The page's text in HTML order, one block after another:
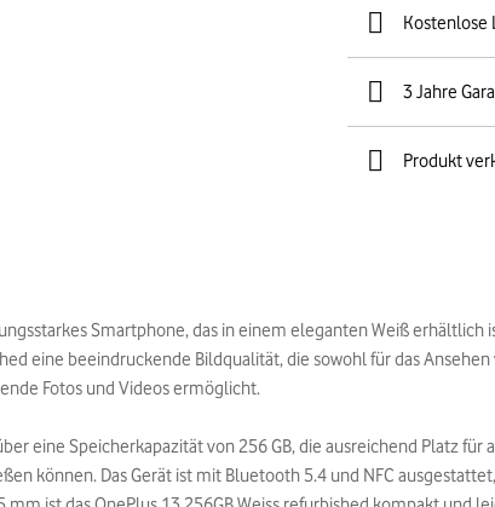
Kostenlose
3 Jahre
Produkt
Smartphone, das in einem eleganten Weiß
eine beeindruckende Bildqualität, die sowohl für das
Fotos und Videos ermöglicht.
eine Speicherkapazität von 256 GB, die ausreichend Platz
können. Das Gerät ist mit Bluetooth 5.4 und NFC